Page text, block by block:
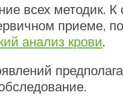
всех методик.
приеме, по
анализ крови.